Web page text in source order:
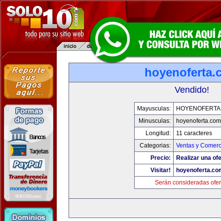
Vendido!
Mayusculas:
Minusculas:
hoyenoferta.com
Longitud:
11 caracteres
Categorias:
Ventas y
Precio:
Realizar una
Visitar!
Serán consideradas